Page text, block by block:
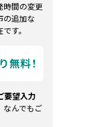
時間の変更
の追加な
す。
要望入力
なんでもご